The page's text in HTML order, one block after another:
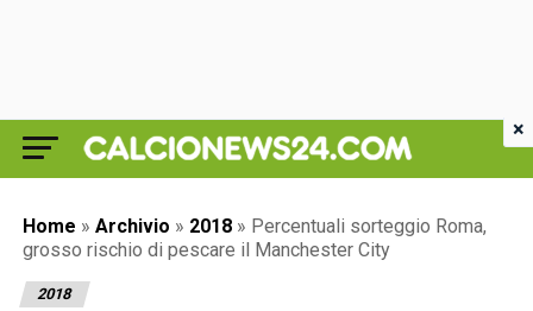
Home » Archivio » 2018 » Percentuali sorteggio Roma,
grosso rischio di pescare il Manchester City
2018
×